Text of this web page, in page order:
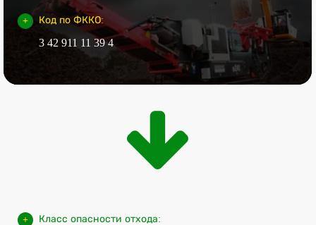
Код по ФККО:
3 42 911 11 39 4
Класс опасности отхода: